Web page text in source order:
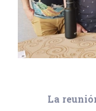
La